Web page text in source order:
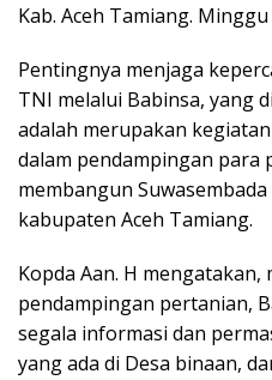
Kab. Aceh Tamiang.
Pentingnya menjaga
TNI melalui Babinsa, yang
adalah merupakan
dalam pendampingan para
membangun
kabupaten Aceh Tamiang.
Kopda Aan. H mengatakan,
pendampingan pertanian,
segala informasi dan
yang ada di Desa binaan,